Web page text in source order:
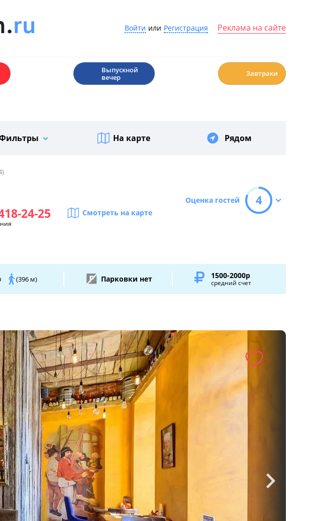
Войти или Регистрация Реклама на сайте
Выпускной
вечер
Завтраки
На карте Рядом
24-25 Смотреть на карте
Оценка гостей 4
(396 м) Парковки нет 1500-2000р
средний счет